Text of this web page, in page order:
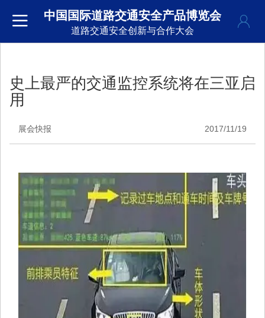
中国国际道路交通安全产品博览会
道路交通安全创新与合作大会
史上最严的交通监控系统将在三亚启
用
展会快报 2017/11/19